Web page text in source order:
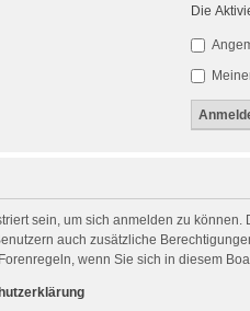
Die
sein, um sich anmelden zu
auch zusätzliche
wenn Sie sich in diesem